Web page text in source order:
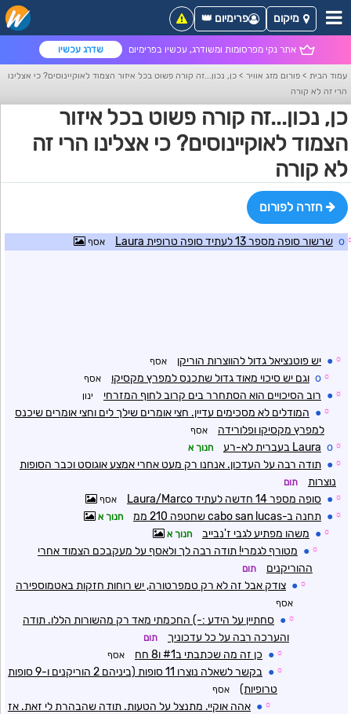
אתר נקי מפרסומות ומשודרג, עכשיו בפרימיום שדרג עכשיו
מיקום פרימיום 👑
עמוד הבית > פורום מזג אוויר > כן, נכון...זה קורה פשוט בכל איזור הצמוד לאוקיינוסים? כי אצלינו
הרי זה לא קורה
כן, נכון...זה קורה פשוט בכל איזור
הצמוד לאוקיינוסים? כי אצלינו הרי זה
לא קורה
חזרה לפורום
o שרשור סופה מספר 13 לעתיד סופה טרופית Laura אסף
☼
● יש פוטנציאל גדול להווצרות הוריקן אסף
☼
o וגם יש סיכוי מאוד גדול שתכנס למפרץ מקסיקו אסף
☼
● רוב הסיכויים הוא הסתחרר בים קרוב לחוף המזרחי ינון
☼
● המודלים לא מסכימים עדיין. חצי אומרים שילך לים וחצי אומרים שיכנס
למפרץ מקסיקו ופלורידה
אסף
☼
o Laura בעברית לא-רע חנוך א
☼
● תודה רבה על העדכון. אנחנו רק מעט אחרי אמצע אוגוסט וכבר הסופות
נוצרות
תום
☼
● סופה מספר 14 חדשה לעתיד Laura/Marco אסף
☼
● תחנה ב-cabo san lucas שחטפה 210 ממ חנוך א
☼
● משהו מפתיע לגבי ז'נבייב חנוך א
☼
● מטורף לגמרי! תודה רבה לך ולאסף על מעקבכם הצמוד אחרי
ההוריקנים
תום
☼
● צודק אבל זה לא רק טמפרטורה, יש רוחות חזקות באטמוספירה
אסף
☼
● סחתיין על הידע :-) החכמתי מאד רק מהשורות הללו. תודה
והערכה רבה על כל עדכוניך
תום
☼
● כן זה מה שכתבתי ב#1 ו8 חח אסף
☼
●
בקשר לשאלה נוצרו 11 סופות (ביניהם 2 הוריקנים ו-9 סופות
טרופיות)
אסף
☼
● אהה אוקיי. מתנצל על הטעות. תודה שהבהרת לי זאת. אז